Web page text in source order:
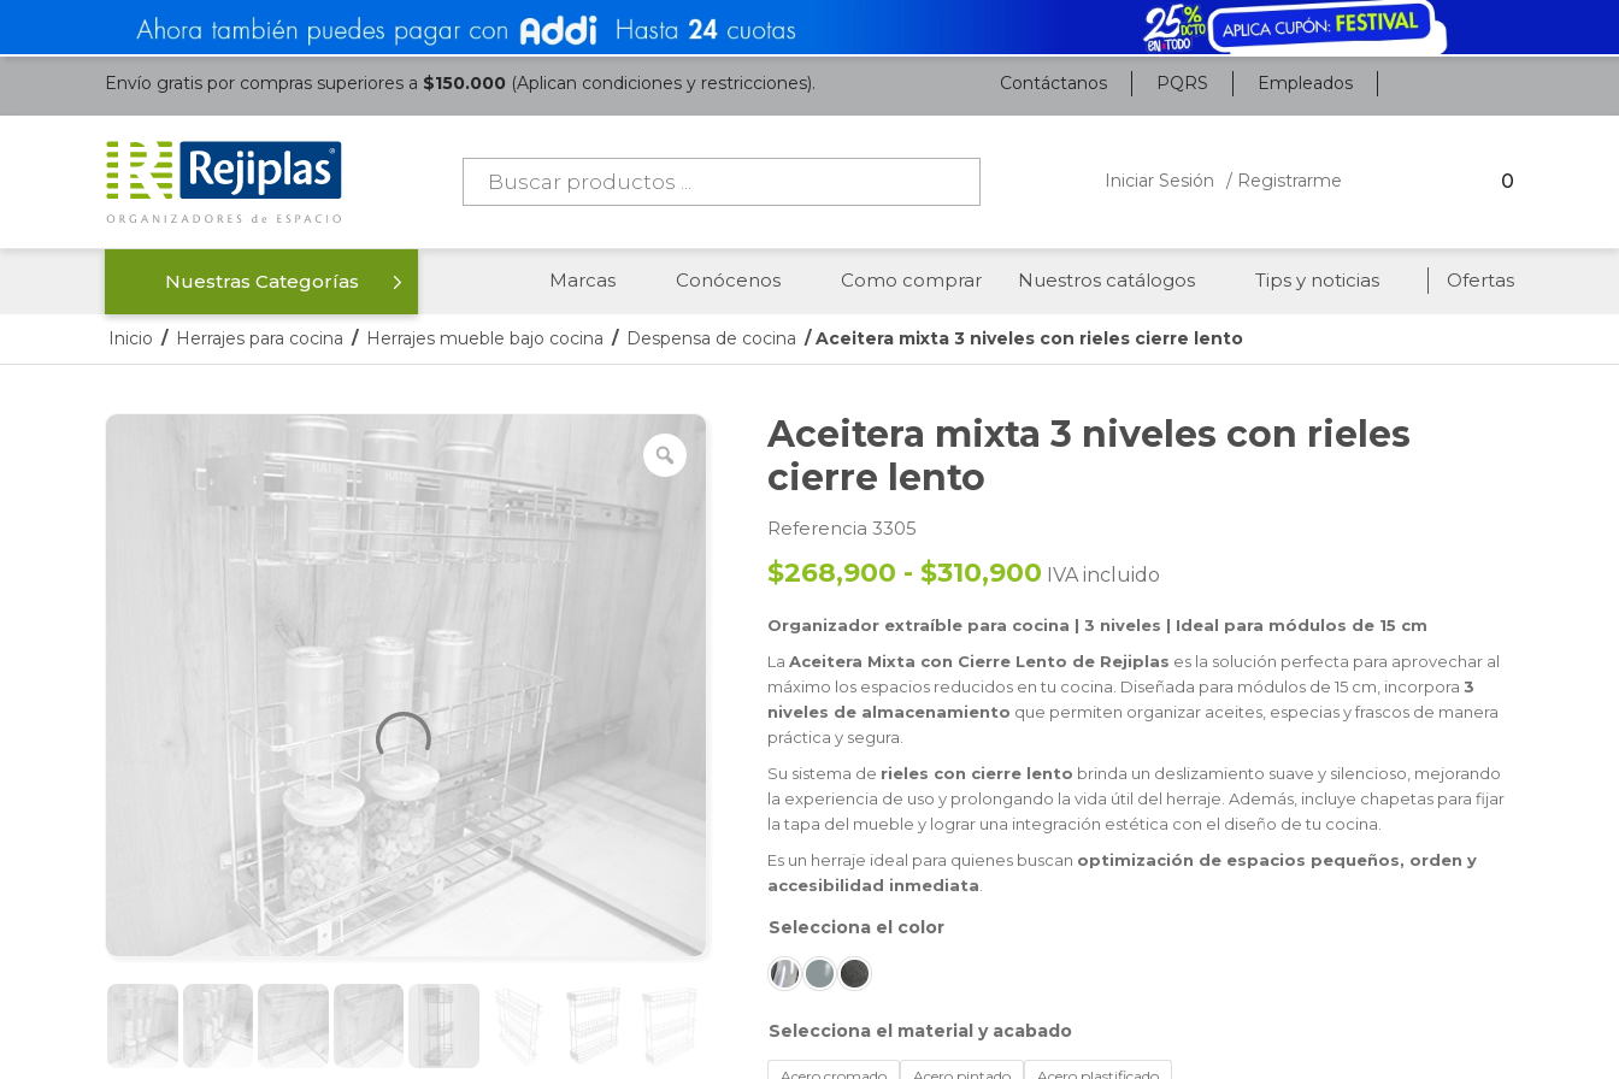
Envío gratis por compras superiores a $150.000 (Aplican condiciones y restricciones). Contáctanos PQRS Empleados
Búsqueda
productos
Iniciar Sesión / Registrarme 0
Nuestras Categorías Marcas Conócenos Como comprar Nuestros catálogos Tips y noticias Ofertas
Inicio / Herrajes para cocina / Herrajes mueble bajo cocina / Despensa de cocina / Aceitera mixta 3 niveles con rieles cierre lento
Aceitera mixta 3 niveles con rieles
cierre lento
Referencia 3305
$268,900 - $310,900 IVA incluido
Organizador extraíble para cocina | 3 niveles | Ideal para módulos de 15 cm
La Aceitera Mixta con Cierre Lento de Rejiplas es la solución perfecta para aprovechar al
máximo los espacios reducidos en tu cocina. Diseñada para módulos de 15 cm, incorpora 3
niveles de almacenamiento que permiten organizar aceites, especias y frascos de manera
práctica y segura.
Su sistema de rieles con cierre lento brinda un deslizamiento suave y silencioso, mejorando
la experiencia de uso y prolongando la vida útil del herraje. Además, incluye chapetas para fijar
la tapa del mueble y lograr una integración estética con el diseño de tu cocina.
Es un herraje ideal para quienes buscan optimización de espacios pequeños, orden y
accesibilidad inmediata
color
material y acabado